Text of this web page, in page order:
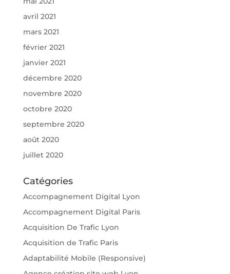
avril 2021
mars 2021
février 2021
janvier 2021
décembre 2020
novembre 2020
octobre 2020
septembre 2020
août 2020
juillet 2020
Catégories
Accompagnement Digital Lyon
Accompagnement Digital Paris
Acquisition De Trafic Lyon
Acquisition de Trafic Paris
Adaptabilité Mobile (Responsive)